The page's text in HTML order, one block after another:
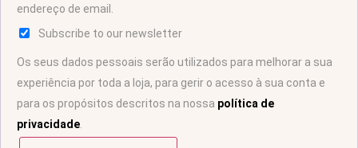
endereço de email.
Subscribe to our newsletter
Os seus dados pessoais serão utilizados para melhorar a sua
experiência por toda a loja, para gerir o acesso à sua conta e
para os propósitos descritos na nossa política de
privacidade